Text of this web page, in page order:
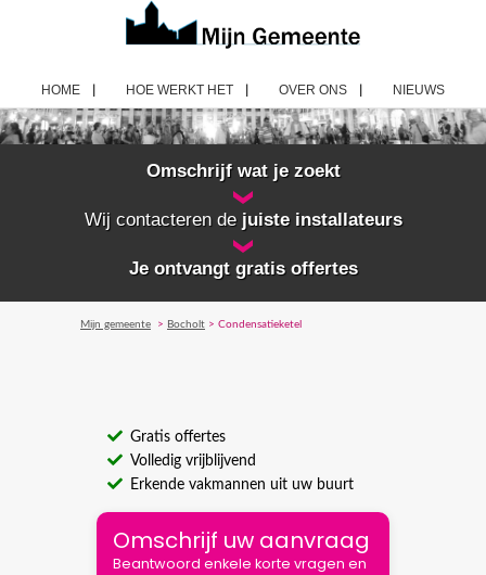
HOME HOE WERKT HET OVER ONS NIEUWS
Omschrijf wat je zoekt
Wij contacteren de juiste installateurs
Je ontvangt gratis offertes
Mijn gemeente > Bocholt > Condensatieketel
Gratis offertes
Volledig vrijblijvend
Erkende vakmannen uit uw buurt
Omschrijf uw aanvraag
Beantwoord enkele korte vragen en